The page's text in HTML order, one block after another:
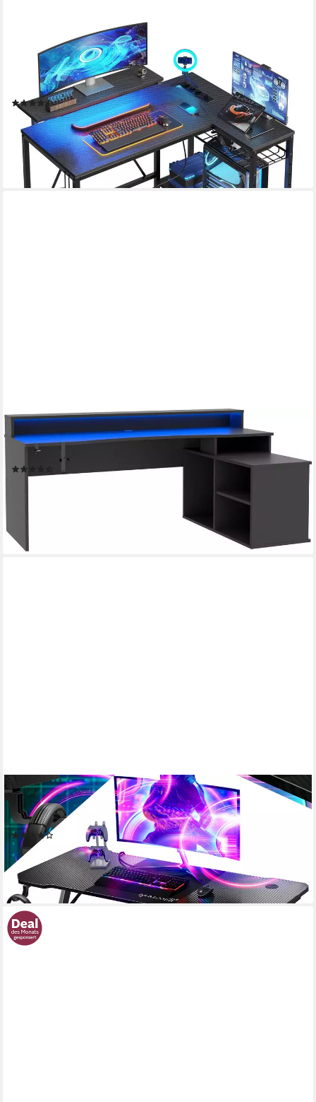
Gamingtisch Gaming-Schreibtisch L-Form mit LED, 106/133/147
× 50 cm Computertisch (Eckschreibtisch mit 2 USB-
Ladeanschluss und 3 AC-Steckdosen, 1 Tisch), L Form Großer
Tisch für Büro
(30)
ab 85,99 € UVP239,99 €
-64%
lieferbar - in 6-8 Werktagen bei dir
FORTE
Gamingtisch Tezaur, Eckschreibtisch mit RGB-Beleuchtung,
Tower rechts/links montierbar
(462)
lieferbar - in 2-3 Werktagen bei dir
KESSER
Gamingtisch, Gaming Schreibtisch mit Getränkehalter
Ergonomischer Gamer Tisch
ab 69,80 €
lieferbar - in 3-4 Werktagen bei dir